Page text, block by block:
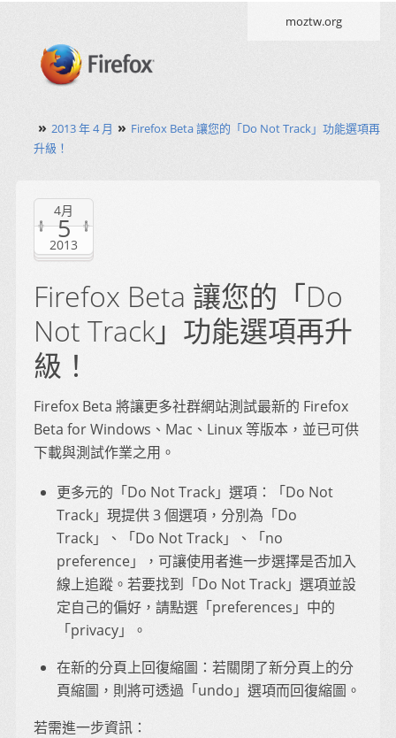
moztw.org
» 2013 年 4 月 » Firefox Beta 讓您的「Do Not Track」功能選項再
升級！
4月
5
2013
Firefox Beta 讓您的「Do
Not Track」功能選項再升
級！
Firefox Beta 將讓更多社群網站測試最新的 Firefox
Beta for Windows、Mac、Linux 等版本，並已可供
下載與測試作業之用。
更多元的「Do Not Track」選項：「Do Not
Track」現提供 3 個選項，分別為「Do
Track」、「Do Not Track」、「no
preference」，可讓使用者進一步選擇是否加入
線上追蹤。若要找到「Do Not Track」選項並設
定自己的偏好，請點選「preferences」中的
「privacy」。
在新的分頁上回復縮圖：若關閉了新分頁上的分
頁縮圖，則將可透過「undo」選項而回復縮圖。
若需進一步資訊：